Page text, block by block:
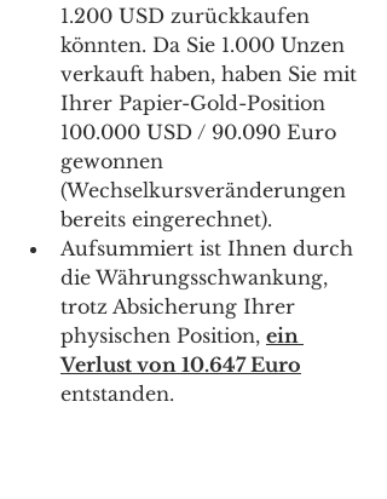
1.200 USD zurückkaufen
könnten. Da Sie 1.000 Unzen
verkauft haben, haben Sie mit
Ihrer Papier-Gold-Position
100.000 USD / 90.090 Euro
gewonnen
(Wechselkursveränderungen
bereits eingerechnet).
Aufsummiert ist Ihnen durch
die Währungsschwankung,
trotz Absicherung Ihrer
physischen Position, ein
Verlust von 10.647 Euro
entstanden.